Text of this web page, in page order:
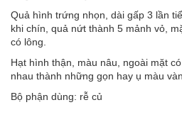
Quả hình trứng nhọn, dài gấp 3 lần
khi chín, quả nứt thành 5 mảnh vỏ,
có lông.
Hạt hình thận, màu nâu, ngoài mặt
nhau thành những gọn hay ụ màu
Bộ phận dùng: rễ củ